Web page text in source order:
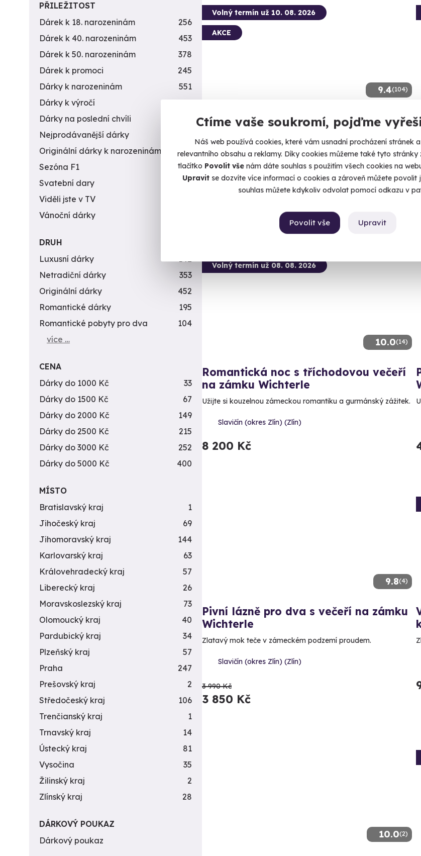
Ctíme vaše soukromí, pojďme
Náš web používá cookies, které vám usnadní procházení stránek
relevantního obsahu a reklamy. Díky cookies můžeme také tyto stránky
tlačítko Povolit vše nám dáte souhlas s použitím všech cookies na
Upravitse dozvíte více informací o cookies a zároveň můžete povolit
souhlas můžete kdykoliv odvolat pomocí odkazu v
Upravit
Povolit vše
9.4(104)
Volný termín už 10. 08. 2026
AKCE
Let balónem pro dva
Kroměříž
(+ 41 dalších lokalit)
10.0(14)
Volný termín už 08. 08. 2026
Romantická noc s tříchodovou večeří
na zámku Wichterle
Užijte si kouzelnou zámeckou romantiku a gurmánský zážitek.
Slavičín (okres Zlín) (Zlín)
8 200 Kč
9.8(4)
Pivní lázně pro dva s večeří na zámku
Wichterle
Zlatavý mok teče v zámeckém podzemí proudem.
Slavičín (okres Zlín) (Zlín)
3 990 Kč
3 850 Kč
10.0(2)
PŘILEŽITOST
Dárek k 18. narozeninám
256
Dárek k 40. narozeninám
453
Dárek k 50. narozeninám
378
Dárek k promoci
245
Dárky k narozeninám
551
Dárky k výročí
294
Dárky na poslední chvíli
Nejprodávanější dárky
Originální dárky k narozeninám
422
Sezóna F1
4
Svatební dary
196
Viděli jste v TV
Vánoční dárky
DRUH
Luxusní dárky
142
Netradiční dárky
353
Originální dárky
452
Romantické dárky
195
Romantické pobyty pro dva
104
více …
CENA
Dárky do 1000 Kč
33
Dárky do 1500 Kč
67
Dárky do 2000 Kč
149
Dárky do 2500 Kč
215
Dárky do 3000 Kč
252
Dárky do 5000 Kč
400
MÍSTO
Bratislavský kraj
1
Jihočeský kraj
69
Jihomoravský kraj
144
Karlovarský kraj
63
Královehradecký kraj
57
Liberecký kraj
26
Moravskoslezský kraj
73
Olomoucký kraj
40
Pardubický kraj
34
Plzeňský kraj
57
Praha
247
Prešovský kraj
2
Středočeský kraj
106
Trenčianský kraj
1
Trnavský kraj
14
Ústecký kraj
81
Vysočina
35
Žilinský kraj
2
Zlínský kraj
28
DÁRKOVÝ POUKAZ
Dárkový poukaz